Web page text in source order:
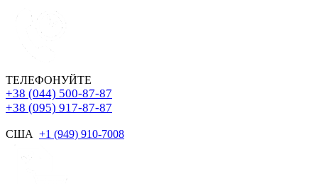
ТЕЛЕФОНУЙТЕ
+38 (044) 500-87-87
+38 (095) 917-87-87
США +1 (949) 910-7008